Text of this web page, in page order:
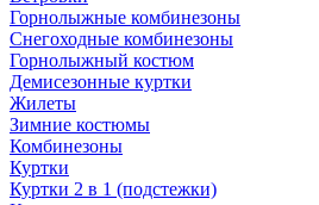
Горнолыжные комбинезоны
Снегоходные комбинезоны
Горнолыжный костюм
Демисезонные куртки
Жилеты
Зимние костюмы
Комбинезоны
Куртки
Куртки 2 в 1 (подстежки)